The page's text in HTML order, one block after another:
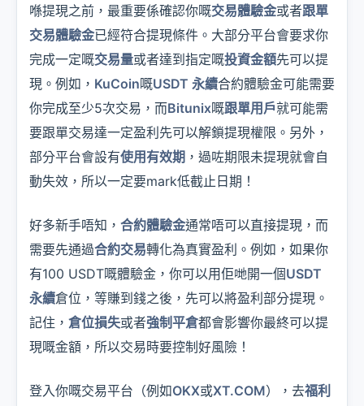
喺提現之前，最重要係確認你嘅交易體驗金或者跟單
交易體驗金已經符合提現條件。大部分平台會要求你
完成一定嘅交易量或者達到指定嘅投資金額先可以提
現。例如， KuCoin嘅USDT 永續合約體驗金可能需要
你完成至少5次交易，而Bitunix嘅跟單用戶就可能需
要跟單交易達一定盈利先可以解鎖提現權限。另外，
部分平台會設有使用有效期 ，過咗期限未提現就會自
動失效，所以一定要mark低截止日期！
好多新手唔知， 合約體驗金通常唔可以直接提現，而
需要先通過合約交易轉化為真實盈利。例如，如果你
有100 USDT嘅體驗金，你可以用佢哋開一個USDT
永續倉位，等賺到錢之後，先可以將盈利部分提現。
記住， 倉位損失或者強制平倉都會影響你最終可以提
現嘅金額，所以交易時要控制好風險！
登入你嘅交易平台（例如OKX或XT.COM），去福利